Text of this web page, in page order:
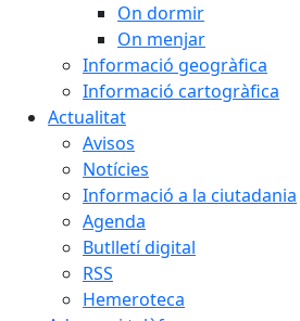
On dormir
On menjar
Informació geogràfica
Informació cartogràfica
Actualitat
Avisos
Notícies
Informació a la ciutadania
Agenda
Butlletí digital
RSS
Hemeroteca